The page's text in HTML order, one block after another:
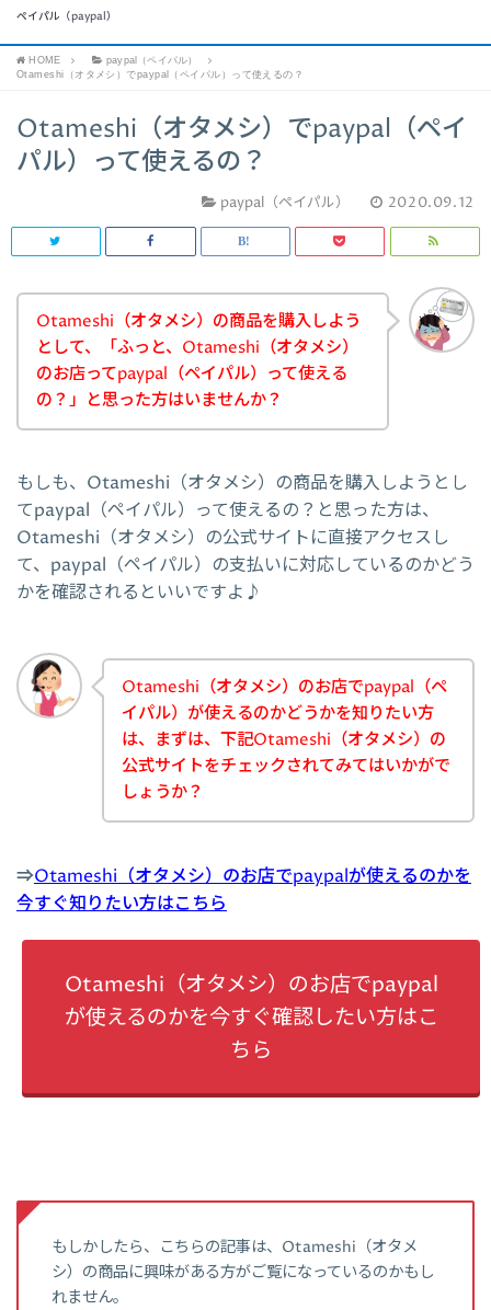
ペイパル（paypal）
HOME
paypal（ペイパル）
Otameshi（オタメシ）でpaypal（ペイパル）って使えるの？
Otameshi（オタメシ）でpaypal（ペイ
パル）って使えるの？
paypal（ペイパル） 2020.09.12
Otameshi（オタメシ）の商品を購入しよう
として、「ふっと、Otameshi（オタメシ）
のお店ってpaypal（ペイパル）って使える
の？」と思った方はいませんか？
もしも、Otameshi（オタメシ）の商品を購入しようとし
てpaypal（ペイパル）って使えるの？と思った方は、
Otameshi（オタメシ）の公式サイトに直接アクセスし
て、paypal（ペイパル）の支払いに対応しているのかどう
かを確認されるといいですよ♪
Otameshi（オタメシ）のお店でpaypal（ペ
イパル）が使えるのかどうかを知りたい方
は、まずは、下記Otameshi（オタメシ）の
公式サイトをチェックされてみてはいかがで
しょうか？
⇒Otameshi（オタメシ）のお店でpaypalが使えるのかを
今すぐ知りたい方はこちら
Otameshi（オタメシ）のお店でpaypal
が使えるのかを今すぐ確認したい方はこ
ちら
もしかしたら、こちらの記事は、Otameshi（オタメ
シ）の商品に興味がある方がご覧になっているのかもし
れません。